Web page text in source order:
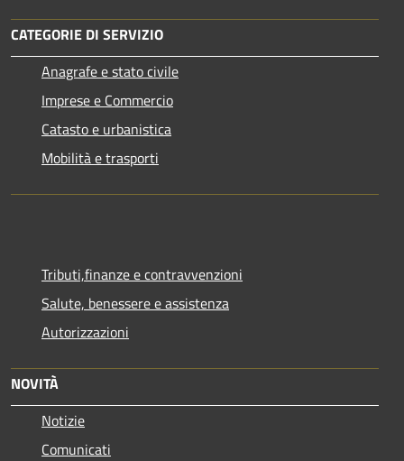
CATEGORIE DI SERVIZIO
Anagrafe e stato civile
Imprese e Commercio
Catasto e urbanistica
Mobilità e trasporti
Tributi,finanze e contravvenzioni
Salute, benessere e assistenza
Autorizzazioni
NOVITÀ
Notizie
Comunicati